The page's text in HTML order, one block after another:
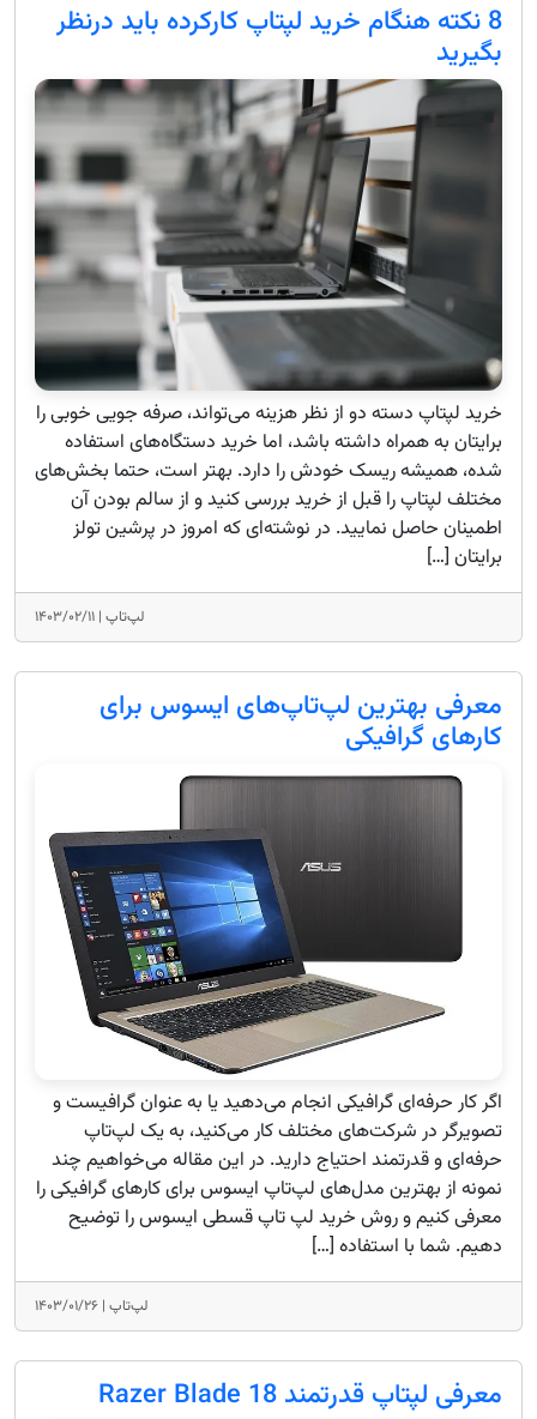
8 نکته هنگام خرید لپتاپ کارکرده باید درنظر
بگیرید
خرید لپتاپ دسته دو از نظر هزینه می‌تواند، صرفه جویی خوبی را
برایتان به همراه داشته باشد، اما خرید دستگاه‌های استفاده
شده، همیشه ریسک‌ خودش را دارد. بهتر است، حتما بخش‌های
مختلف لپتاپ را قبل از خرید بررسی کنید و از سالم بودن آن
اطمینان حاصل نمایید. در نوشته‌ای که امروز در پرشین تولز
برایتان […]
لپ‌تاپ | ۱۴۰۳/۰۲/۱۱
معرفی بهترین لپ‌تاپ‌های ایسوس برای
کارهای گرافیکی
اگر کار حرفه‌ای گرافیکی انجام می‌دهید یا به عنوان گرافیست و
تصویرگر در شرکت‌های مختلف کار می‌کنید، به یک لپ‌تاپ
حرفه‌ای و قدرتمند احتیاج دارید. در این مقاله می‌خواهیم چند
نمونه از بهترین مدل‌های لپ‌تاپ ایسوس برای کارهای گرافیکی را
معرفی کنیم و روش خرید لپ‌ تاپ قسطی ایسوس را توضیح
دهیم. شما با استفاده […]
لپ‌تاپ | ۱۴۰۳/۰۱/۲۶
معرفی لپتاپ قدرتمند Razer Blade 18